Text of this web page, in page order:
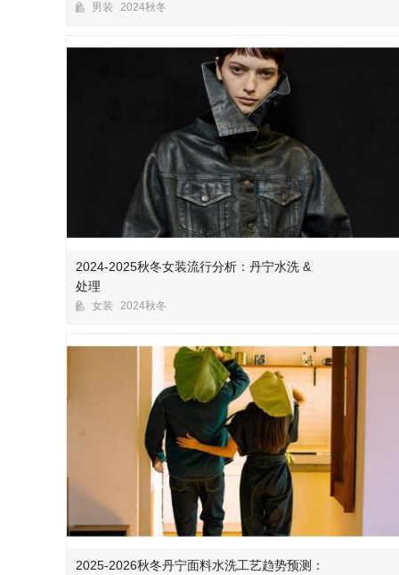
男装 2024秋冬
2024-2025秋冬女装流行分析：丹宁水洗 &
处理
女装 2024秋冬
2025-2026秋冬丹宁面料水洗工艺趋势预测：